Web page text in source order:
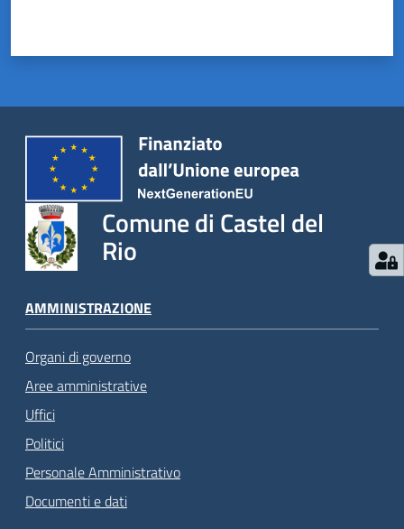
Comune di Castel del
Rio
AMMINISTRAZIONE
Organi di governo
Aree amministrative
Uffici
Politici
Personale Amministrativo
Documenti e dati